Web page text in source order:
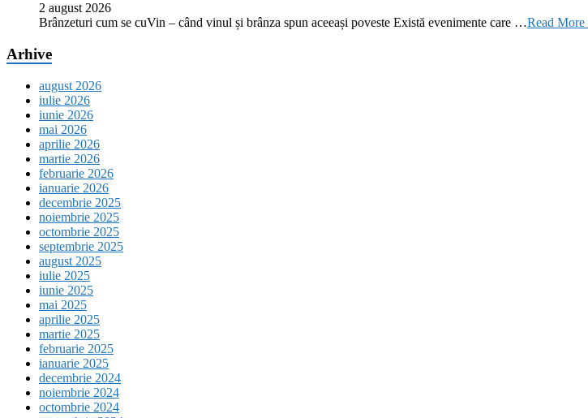
2 august 2026
Brânzeturi cum se cuVin – când vinul și brânza spun aceeași poveste Există evenimente care …Read More
Arhive
august 2026
iulie 2026
iunie 2026
mai 2026
aprilie 2026
martie 2026
februarie 2026
ianuarie 2026
decembrie 2025
noiembrie 2025
octombrie 2025
septembrie 2025
august 2025
iulie 2025
iunie 2025
mai 2025
aprilie 2025
martie 2025
februarie 2025
ianuarie 2025
decembrie 2024
noiembrie 2024
octombrie 2024